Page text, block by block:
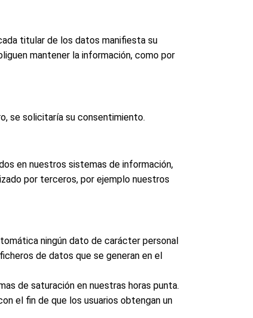
titular de los datos manifiesta su
mantener la información, como por
se solicitaría su consentimiento.
en nuestros sistemas de información,
por terceros, por ejemplo nuestros
ningún dato de carácter personal
de datos que se generan en el
de saturación en nuestras horas punta.
el fin de que los usuarios obtengan un